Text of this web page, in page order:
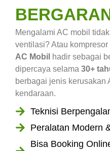
Mengalami AC mobil
ventilasi? Atau
AC Mobil hadir sebagai
dipercaya selama 30+
berbagai jenis kerusakan
kendaraan.
Teknisi
Peralatan Modern
Bisa Booking